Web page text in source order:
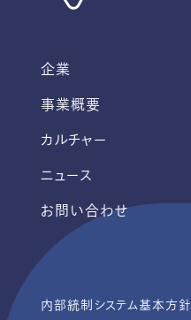
企業
事業概要
カルチャー
ニュース
お問い合わせ
内部統制システム基本方針